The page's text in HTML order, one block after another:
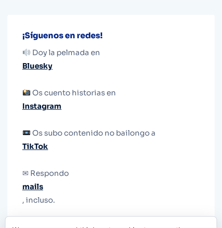
¡Síguenos en redes!
Doy la pelmada en
Bluesky
Os cuento historias en
Instagram
Os subo contenido no bailongo a
TikTok
✉ Respondo
mails
, incluso.